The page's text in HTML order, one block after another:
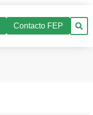
Contacto FEP